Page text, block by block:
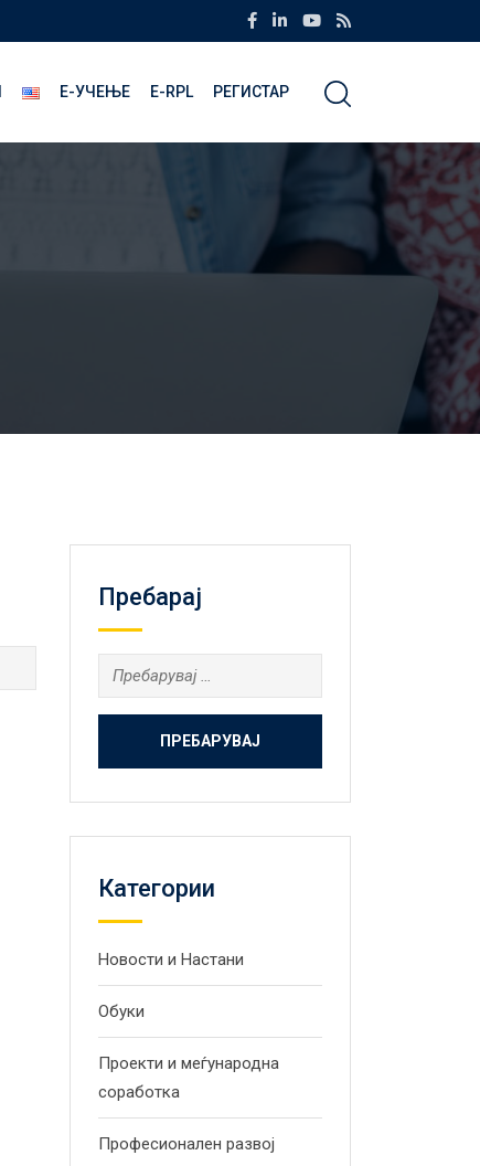
Е-УЧЕЊЕ E-RPL РЕГИСТАР
Пребарај
Пребарувај
за:
Категории
Новости и Настани
Обуки
Проекти и меѓународна
соработка
Професионален развој